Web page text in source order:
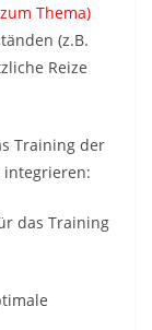
Thema)
(z.B.
Reize
Training der
integrieren:
das Training